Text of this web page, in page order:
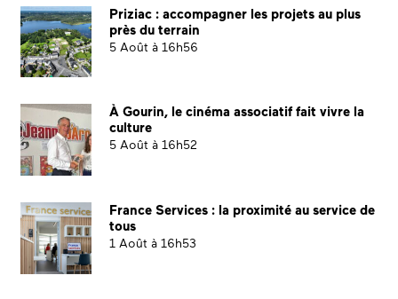
Priziac : accompagner les projets au plus
près du terrain
5 Août à 16h56
À Gourin, le cinéma associatif fait vivre la
culture
5 Août à 16h52
France Services : la proximité au service de
tous
1 Août à 16h53